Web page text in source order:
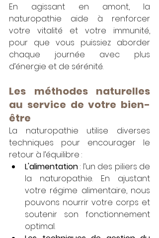
En agissant en amont, la
naturopathie aide à renforcer
votre vitalité et votre immunité,
pour que vous puissiez aborder
chaque journée avec plus
d’énergie et de sérénité.
Les méthodes naturelles
au service de votre bien-
être
La naturopathie utilise diverses
techniques pour encourager le
retour à l’équilibre :
L'alimentation : l’un des piliers de
la naturopathie. En ajustant
votre régime alimentaire, nous
pouvons nourrir votre corps et
soutenir son fonctionnement
optimal.